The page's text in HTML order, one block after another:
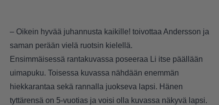
– Oikein hyvää juhannusta kaikille! toivottaa Andersson ja
saman perään vielä ruotsin kielellä.
Ensimmäisessä rantakuvassa poseeraa Li itse päällään
uimapuku. Toisessa kuvassa nähdään enemmän
hiekkarantaa sekä rannalla juokseva lapsi. Hänen
tyttärensä on 5-vuotias ja voisi olla kuvassa näkyvä lapsi.